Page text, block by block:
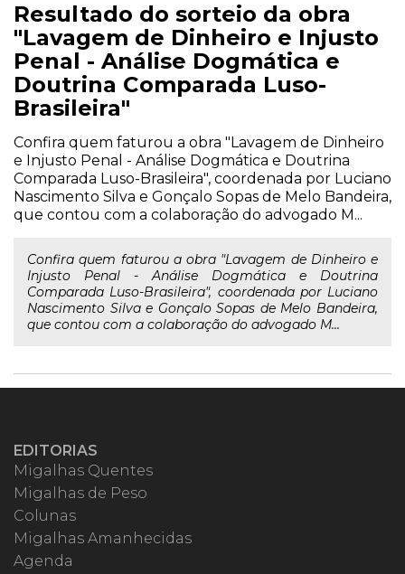
Resultado do sorteio da obra
"Lavagem de Dinheiro e Injusto
Penal - Análise Dogmática e
Doutrina Comparada Luso-
Brasileira"
Confira quem faturou a obra "Lavagem de Dinheiro
e Injusto Penal - Análise Dogmática e Doutrina
Comparada Luso-Brasileira", coordenada por Luciano
Nascimento Silva e Gonçalo Sopas de Melo Bandeira,
que contou com a colaboração do advogado M...
Confira quem faturou a obra "Lavagem de Dinheiro e
Injusto Penal - Análise Dogmática e Doutrina
Comparada Luso-Brasileira", coordenada por Luciano
Nascimento Silva e Gonçalo Sopas de Melo Bandeira,
que contou com a colaboração do advogado M...
EDITORIAS
Migalhas Quentes
Migalhas de Peso
Colunas
Migalhas Amanhecidas
Agenda